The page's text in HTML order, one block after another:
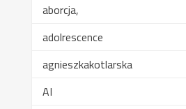
aborcja,
adolrescence
agnieszkakotlarska
AI